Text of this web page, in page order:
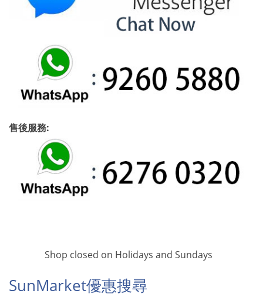
售後服務:
Shop closed on Holidays and Sundays
SunMarket優惠搜尋